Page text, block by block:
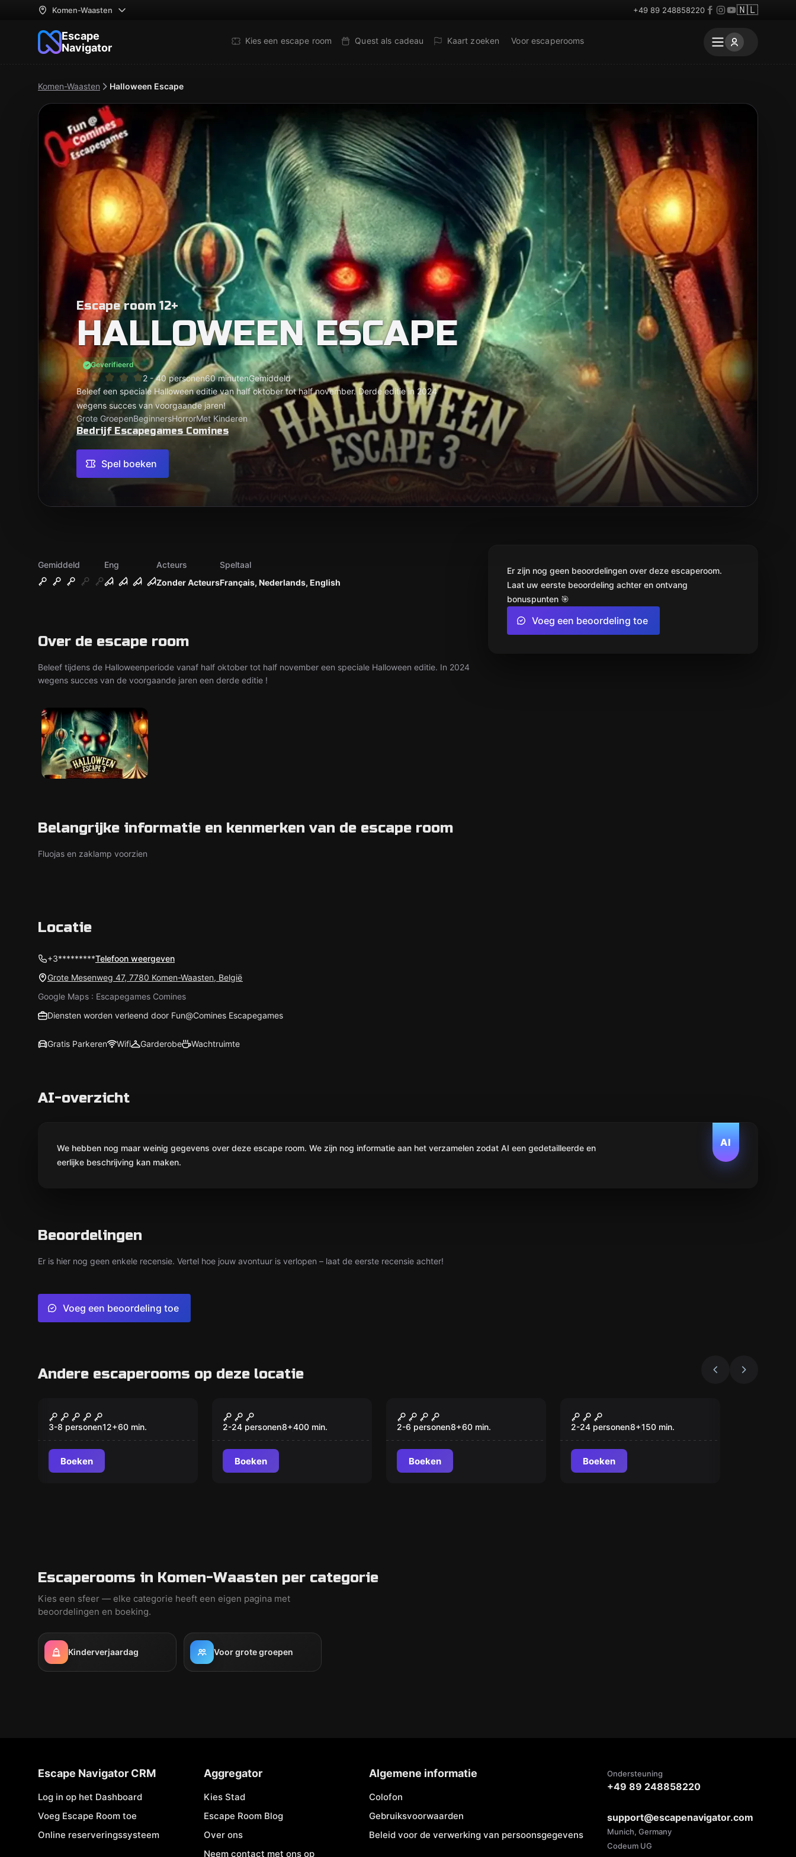
Komen-Waasten +49 89 248858220 🇳🇱
Escape
Navigator
Kies een escape room Quest als cadeau Kaart zoeken Voor escaperooms
Komen-Waasten Halloween Escape
Escape room 12+
HALLOWEEN ESCAPE
Geverifieerd
2 - 40 personen60 minutenGemiddeld
Beleef een speciale Halloween editie van half oktober tot half november. Derde editie in 2024
wegens succes van voorgaande jaren!
Grote GroepenBeginnersHorrorMet Kinderen
Bedrijf Escapegames Comines
Spel boeken
Gemiddeld
Eng
Zonder Acteurs
Acteurs
Français, Nederlands, English
Speltaal
Over de escape room
Beleef tijdens de Halloweenperiode vanaf half oktober tot half november een speciale Halloween editie. In 2024
wegens succes van de voorgaande jaren een derde editie !
Belangrijke informatie en kenmerken van de escape room
Fluojas en zaklamp voorzien
Er zijn nog geen beoordelingen over deze escaperoom.
Laat uw eerste beoordeling achter en ontvang
bonuspunten 🎯
Voeg een beoordeling toe
Locatie
+3*********Telefoon weergeven
Grote Mesenweg 47, 7780 Komen-Waasten, België
Google Maps : Escapegames Comines
Diensten worden verleend door Fun@Comines Escapegames
Gratis Parkeren Wifi Garderobe Wachtruimte
AI-overzicht
AI
We hebben nog maar weinig gegevens over deze escape room. We zijn nog informatie aan het verzamelen zodat AI een gedetailleerde en
eerlijke beschrijving kan maken.
Beoordelingen
Er is hier nog geen enkele recensie. Vertel hoe jouw avontuur is verlopen – laat de eerste recensie achter!
Voeg een beoordeling toe
Andere escaperooms op deze locatie
Escape Al Capone
3-8 personen12+60 min.
Boeken
Outdoor Escape Hugor
2-24 personen8+400 min.
Boeken
Com'in & Escape
2-6 personen8+60 min.
Boeken
Hugor Missies
2-24 personen8+150 min.
Boeken
Escaperooms in Komen-Waasten per categorie
Kies een sfeer — elke categorie heeft een eigen pagina met
beoordelingen en boeking.
Kinderverjaardag Voor grote groepen
Escape Navigator CRM
Log in op het Dashboard
Voeg Escape Room toe
Online reserveringssysteem
Aggregator
Kies Stad
Escape Room Blog
Over ons
Neem contact met ons op
Algemene informatie
Colofon
Gebruiksvoorwaarden
Beleid voor de verwerking van persoonsgegevens
Ondersteuning
+49 89 248858220
support@escapenavigator.com
Munich, Germany
Codeum UG